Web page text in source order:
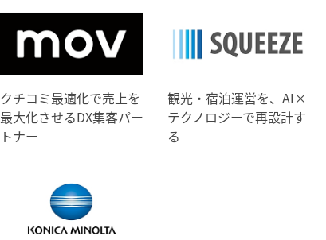
クチコミ最適化で売上を
最大化させるDX集客パー
トナー
観光・宿泊運営を、AI×
テクノロジーで再設計す
る